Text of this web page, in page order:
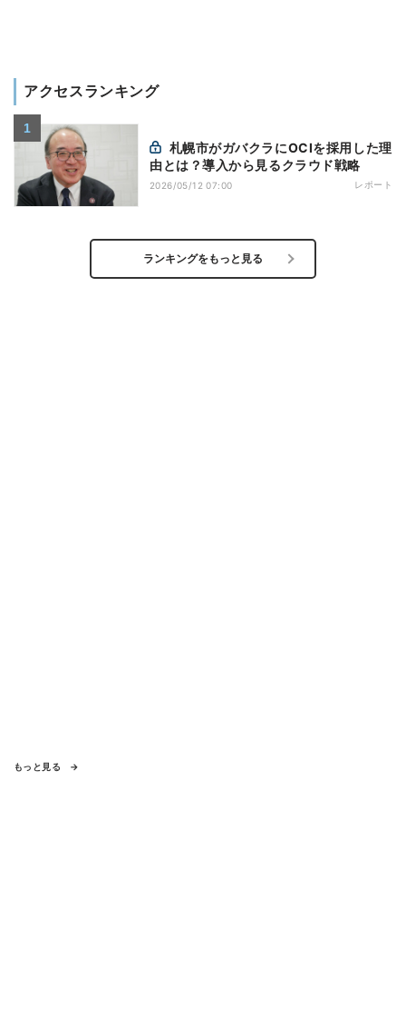
アクセスランキング
由とは？導入から見るクラウド戦略
2026/05/12 07:00 レポート
ランキングをもっと見る
もっと見る